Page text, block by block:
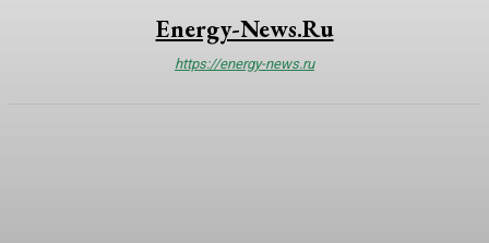
Energy-News.ru
https://energy-news.ru